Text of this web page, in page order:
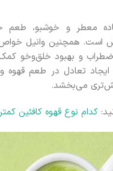
معطر و خوشبو، طعم
همچنین وانیل خواص
و بهبود خلق‌وخو
تعادل در طعم قهوه
می‌بخشد.
کدام نوع قهوه کافئین